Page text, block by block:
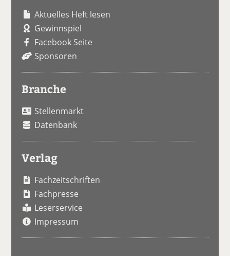
Aktuelles Heft lesen
Gewinnspiel
Facebook Seite
Sponsoren
Branche
Stellenmarkt
Datenbank
Verlag
Fachzeitschriften
Fachpresse
Leserservice
Impressum